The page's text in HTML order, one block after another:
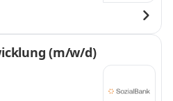
(m/w/d)